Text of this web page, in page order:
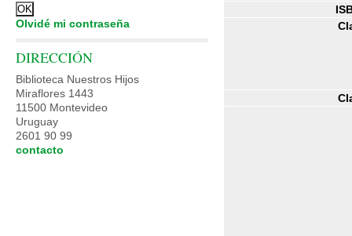
Olvidé mi contraseña
DIRECCIÓN
Biblioteca Nuestros Hijos
Miraflores 1443
11500 Montevideo
Uruguay
2601 90 99
contacto